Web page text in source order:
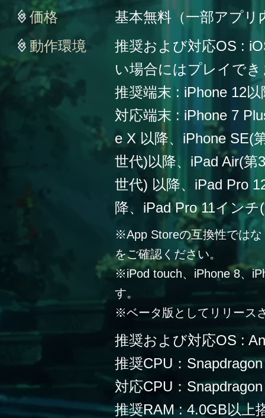
価格
基本無料（一部アプリ
動作環境
推奨および対応OS :
い場合にはプレイで
推奨端末 : iPhone 12以
対応端末 : iPhone 7
e X 以降、iPhone SE(
世代)以降、iPad Air(第
世代) 以降、iPad Pro
降、iPad Pro 11イン
※App Storeの互換性では
をご確認ください。
※iPod touch、iPhone 8、
す。
※ベータ版としてリリース
推奨および対応OS :
推奨CPU：
対応CPU：
推奨RAM : 4.0GB以上